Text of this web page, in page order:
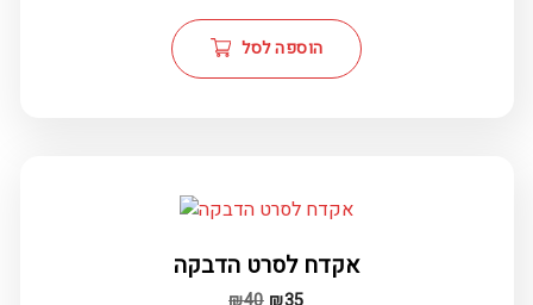
המקורי
היה:
₪275.
הנוכחי
הוא:הוספה לסל
אקדח לסרט הדבקה
המחירהמחיר